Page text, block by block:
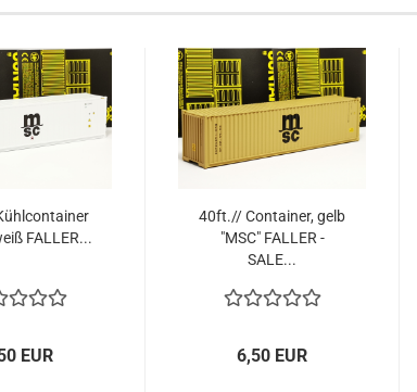
FALLER...
EUR
40ft.// Container, gelb
"MSC" FALLER -
SALE...
6,50 EUR